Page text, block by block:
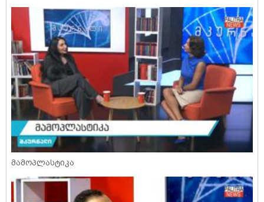
მამოპლასტიკა